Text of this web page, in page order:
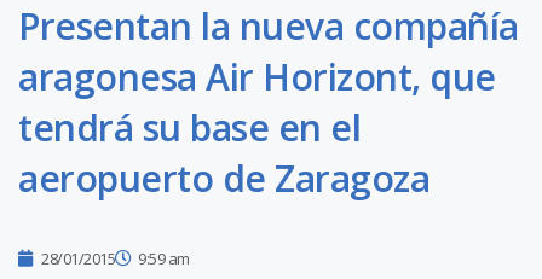
Presentan la nueva compañía
aragonesa Air Horizont, que
tendrá su base en el
aeropuerto de Zaragoza
28/01/2015 9:59 am